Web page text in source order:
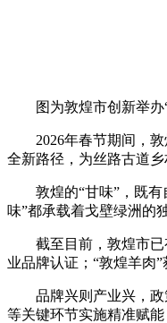
图为敦煌市创新举
2026年春节期间，敦
全新路径，为丝路古道乡
敦煌的“甘味”，既有自
味”都承载着戈壁绿洲的
截至目前，敦煌市已有
业品牌认证；“敦煌羊肉
品牌兴则产业兴，政策
等关键环节实施精准赋